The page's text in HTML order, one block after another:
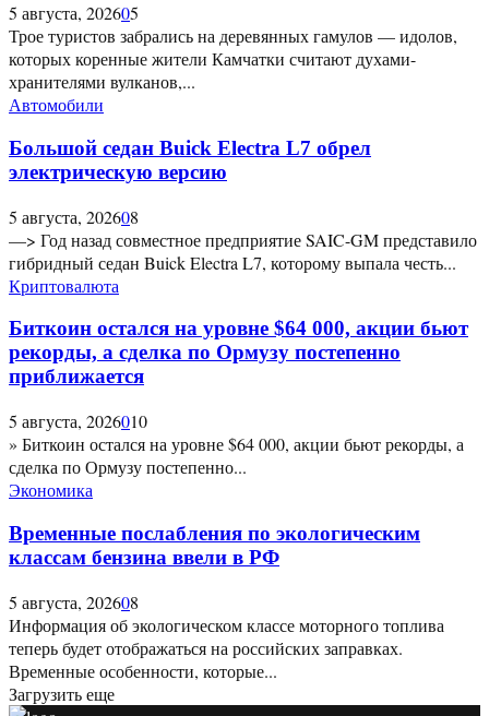
5 августа, 202605
Трое туристов забрались на деревянных гамулов — идолов,
которых коренные жители Камчатки считают духами-
хранителями вулканов,...
Автомобили
Большой седан Buick Electra L7 обрел
электрическую версию
5 августа, 202608
—> Год назад совместное предприятие SAIC-GM представило
гибридный седан Buick Electra L7, которому выпала честь...
Криптовалюта
Биткоин остался на уровне $64 000, акции бьют
рекорды, а сделка по Ормузу постепенно
приближается
5 августа, 2026010
» Биткоин остался на уровне $64 000, акции бьют рекорды, а
сделка по Ормузу постепенно...
Экономика
Временные послабления по экологическим
классам бензина ввели в РФ
5 августа, 202608
Информация об экологическом классе моторного топлива
теперь будет отображаться на российских заправках.
Временные особенности, которые...
Загрузить еще